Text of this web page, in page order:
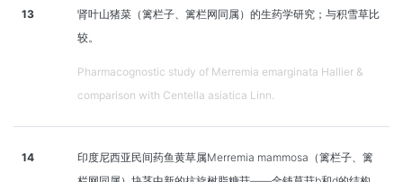
13
肾叶山猪菜（篱栏子、篱栏网同属）的生药学研究；与积雪草比
较。
Pharmacognostic study of Merremia emarginata Hallier &
comparison with Centella asiatica Linn.
14
印度尼西亚民间药鱼黄草属Merremia mammosa（篱栏子、篱